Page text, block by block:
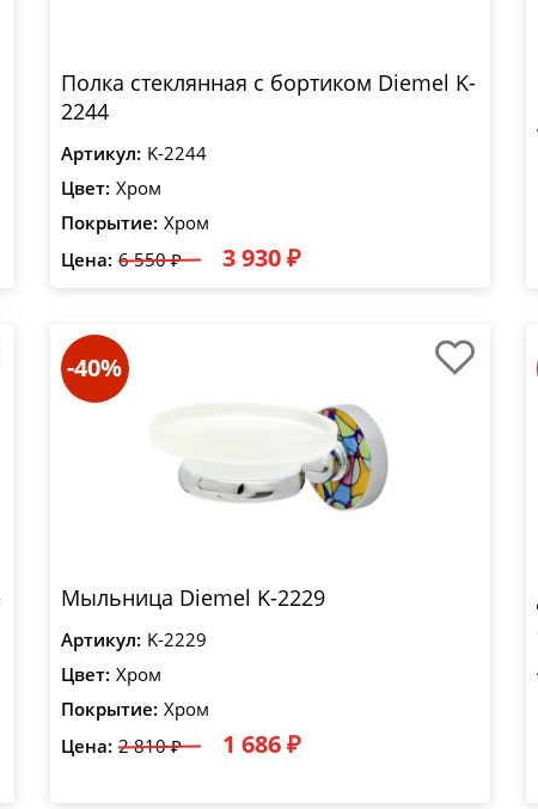
Полка стеклянная с бортиком Diemel K-
2244
Артикул: K-2244
Цвет: Хром
Покрытие: Хром
Цена: 6 550 ₽ 3 930 ₽
-40%
Мыльница Diemel K-2229
Артикул: K-2229
Цвет: Хром
Покрытие: Хром
Цена: 2 810 ₽ 1 686 ₽